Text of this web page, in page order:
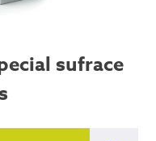
sufrace